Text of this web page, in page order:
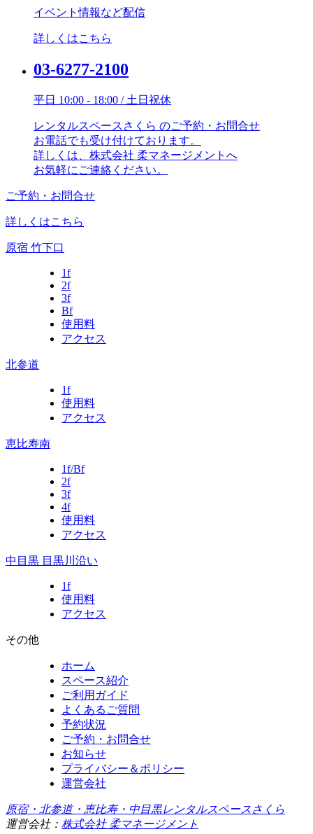
イベント情報など配信
詳しくはこちら
03-6277-2100
平日 10:00 - 18:00 / 土日祝休
レンタルスペースさくら のご予約・お問合せ
お電話でも受け付けております。
詳しくは、株式会社 柔マネージメントへ
お気軽にご連絡ください。
ご予約・お問合せ
詳しくはこちら
原宿 竹下口
1f
2f
3f
Bf
使用料
アクセス
北参道
1f
使用料
アクセス
恵比寿南
1f/Bf
2f
3f
4f
使用料
アクセス
中目黒 目黒川沿い
1f
使用料
アクセス
その他
ホーム
スペース紹介
ご利用ガイド
よくあるご質問
予約状況
ご予約・お問合せ
お知らせ
プライバシー＆ポリシー
運営会社
原宿・北参道・恵比寿・中目黒レンタルスペースさくら
運営会社： 株式会社 柔マネージメント